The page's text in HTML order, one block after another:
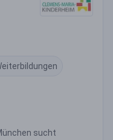
sucht